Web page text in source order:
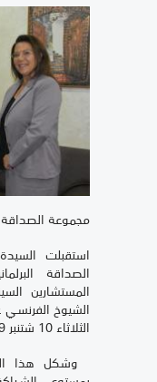
مجموعة الصداقة
استقبلت
الصداقة
الشيوخ الفرنسـي
الثلاثاء 10 شتنبر 2019 بمقر المجلس.
وشكل هذا